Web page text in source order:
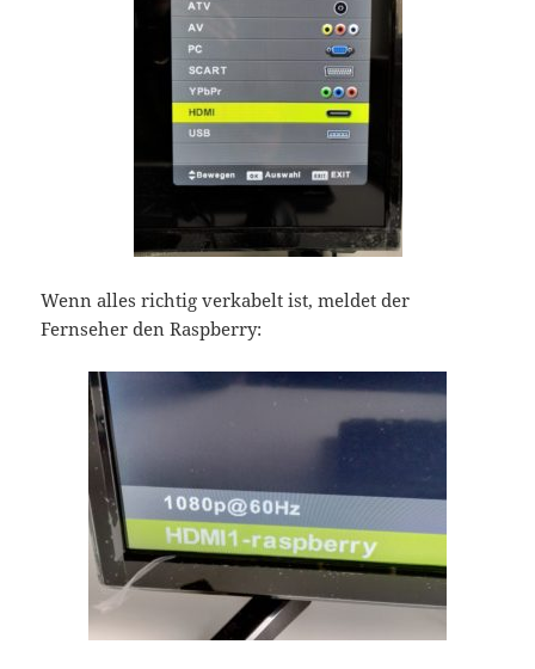
Wenn alles richtig verkabelt ist, meldet der
Fernseher den Raspberry: